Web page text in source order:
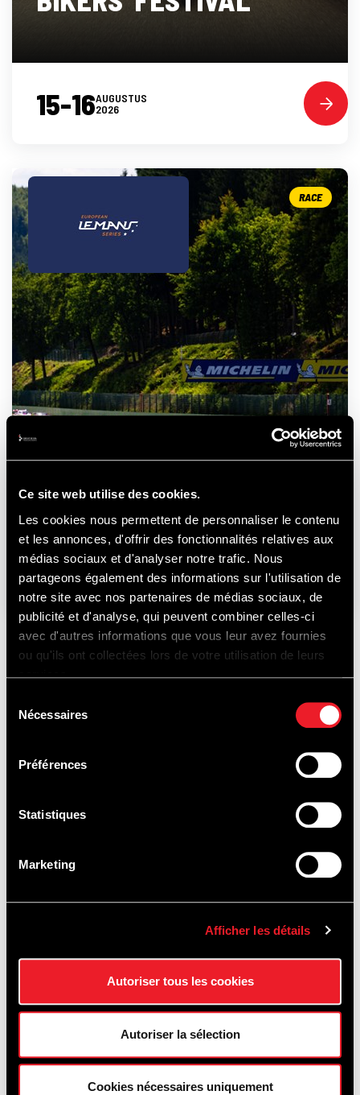
Ce site web utilise des cookies.
Les cookies nous permettent de personnaliser le contenu
et les annonces, d'offrir des fonctionnalités relatives aux
médias sociaux et d'analyser notre trafic. Nous
partageons également des informations sur l'utilisation de
notre site avec nos partenaires de médias sociaux, de
publicité et d'analyse, qui peuvent combiner celles-ci
avec d'autres informations que vous leur avez fournies
ou qu'ils ont collectées lors de votre utilisation de leurs
services.
Nécessaires
Préférences
Statistiques
Marketing
Afficher les détails
Autoriser tous les cookies
Autoriser la sélection
Cookies nécessaires uniquement
15-16AUGUSTUS
2026
ELMS - 4 HOURS OF SPA
- FRANCORCHAMPS
RACE
21-22-23AUGUSTUS
2026
ONTDEK
PISTEDOPEN